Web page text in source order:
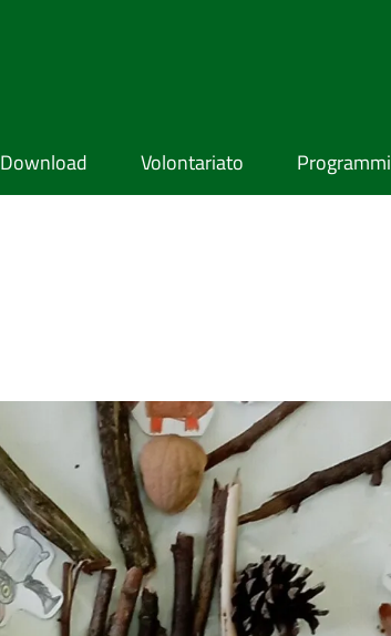
Download Volontariato Programmi